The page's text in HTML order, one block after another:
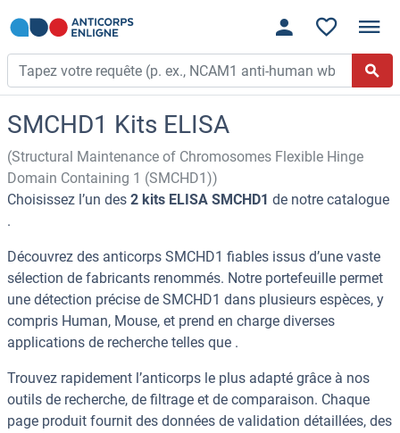
SMCHD1 Kits ELISA
(Structural Maintenance of Chromosomes Flexible Hinge
Domain Containing 1 (SMCHD1))
Choisissez l’un des 2 kits ELISA SMCHD1 de notre catalogue
.
Découvrez des anticorps SMCHD1 fiables issus d’une vaste
sélection de fabricants renommés. Notre portefeuille permet
une détection précise de SMCHD1 dans plusieurs espèces, y
compris Human, Mouse, et prend en charge diverses
applications de recherche telles que .
Trouvez rapidement l’anticorps le plus adapté grâce à nos
outils de recherche, de filtrage et de comparaison. Chaque
page produit fournit des données de validation détaillées, des